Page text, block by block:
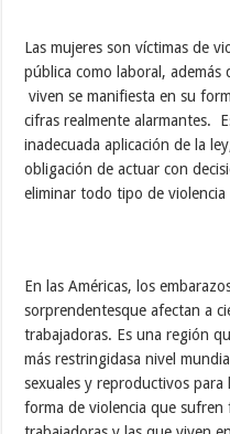
Las mujeres son víctimas de
pública como laboral,
viven se manifiesta en su
cifras realmente alarmantes.
inadecuada aplicación de la
obligación de actuar con
eliminar todo tipo de violencia
En las Américas, los
sorprendentesque afectan a
trabajadoras. Es una región
más restringidasa nivel
sexuales y reproductivos para
forma de violencia que sufren